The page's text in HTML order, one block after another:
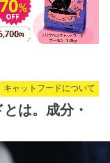
キャットフードについて
は。成分・